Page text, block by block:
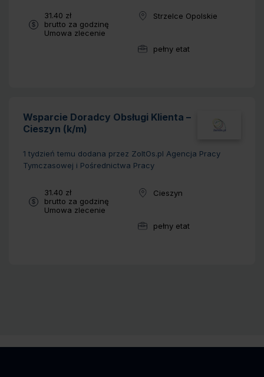
Wynagrodzenie:
31.40 zł
brutto za godzinę
Typ umowy:
Umowa zlecenie
Lokalizacja:
Strzelce Opolskie
Wymiar pracy:
pełny etat
Wsparcie Doradcy Obsługi Klienta –
Cieszyn (k/m)
1 tydzień temu dodana przez ZoltOs.pl Agencja Pracy
Tymczasowej i Pośrednictwa Pracy
Wynagrodzenie:
31.40 zł
brutto za godzinę
Typ umowy:
Umowa zlecenie
Lokalizacja:
Cieszyn
Wymiar pracy:
pełny etat